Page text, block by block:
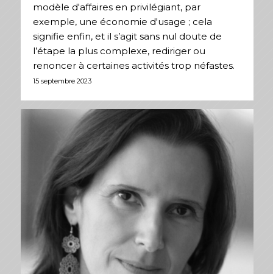
modèle d'affaires en privilégiant, par
exemple, une économie d'usage ; cela
signifie enfin, et il s’agit sans nul doute de
l’étape la plus complexe, rediriger ou
renoncer à certaines activités trop néfastes.
15 septembre 2023